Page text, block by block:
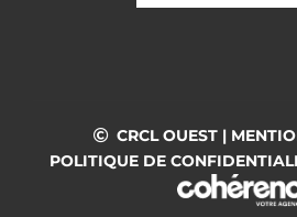
CRCL OUEST |
POLITIQUE DE